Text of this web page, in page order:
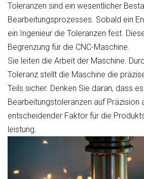
Toleranzen sind ein wesentlicher
Bearbeitungsprozesses. Sobald ein
ein Ingenieur die Toleranzen fest.
Begrenzung für die CNC-Maschine.
Sie leiten die Arbeit der Maschine.
Toleranz stellt die Maschine die
Teils sicher. Denken Sie daran, dass
Bearbeitungstoleranzen auf Präzision
entscheidender Faktor für die
leistung.